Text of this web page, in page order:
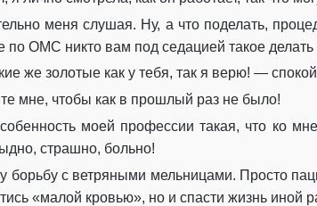
Глава 27.
Глава 29.
меня слушая. Ну, а что поделать,
по ОМС никто вам под седацией такое
же золотые как у тебя, так я верю! —
мне, чтобы как в прошлый раз не было!
моей профессии такая, что ко
страшно, больно!
борьбу с ветряными мельницами. Просто
«малой кровью», но и спасти жизнь иной